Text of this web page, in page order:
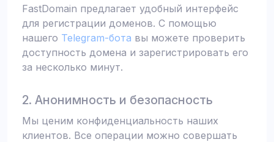
FastDomain предлагает удобный интерфейс
для регистрации доменов. С помощью
нашего Telegram-бота вы можете проверить
доступность домена и зарегистрировать его
за несколько минут.
2. Анонимность и безопасность
Мы ценим конфиденциальность наших
клиентов. Все операции можно совершать